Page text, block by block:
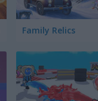
Family Relics